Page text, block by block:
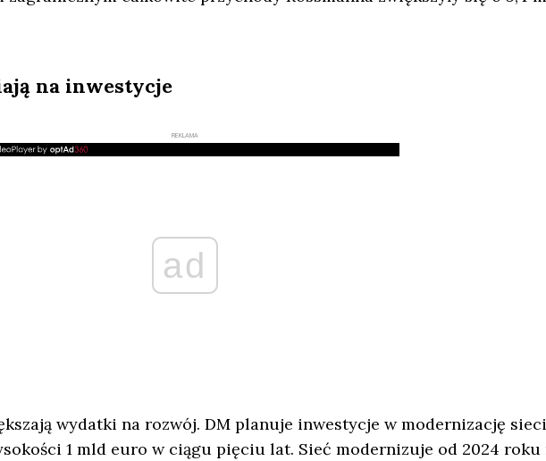
na inwestycje
REKLAMA
ad
wydatki na rozwój. DM planuje inwestycje w modernizację sieci
1 mld euro w ciągu pięciu lat. Sieć modernizuje od 2024 roku